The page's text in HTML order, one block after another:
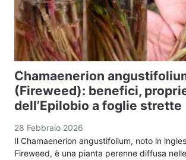
Chamaenerion
(Fireweed): benefici,
dell’Epilobio a foglie strette
28 Febbraio 2026
Il Chamaenerion angustifolium, noto in
Fireweed, è una pianta perenne diffusa